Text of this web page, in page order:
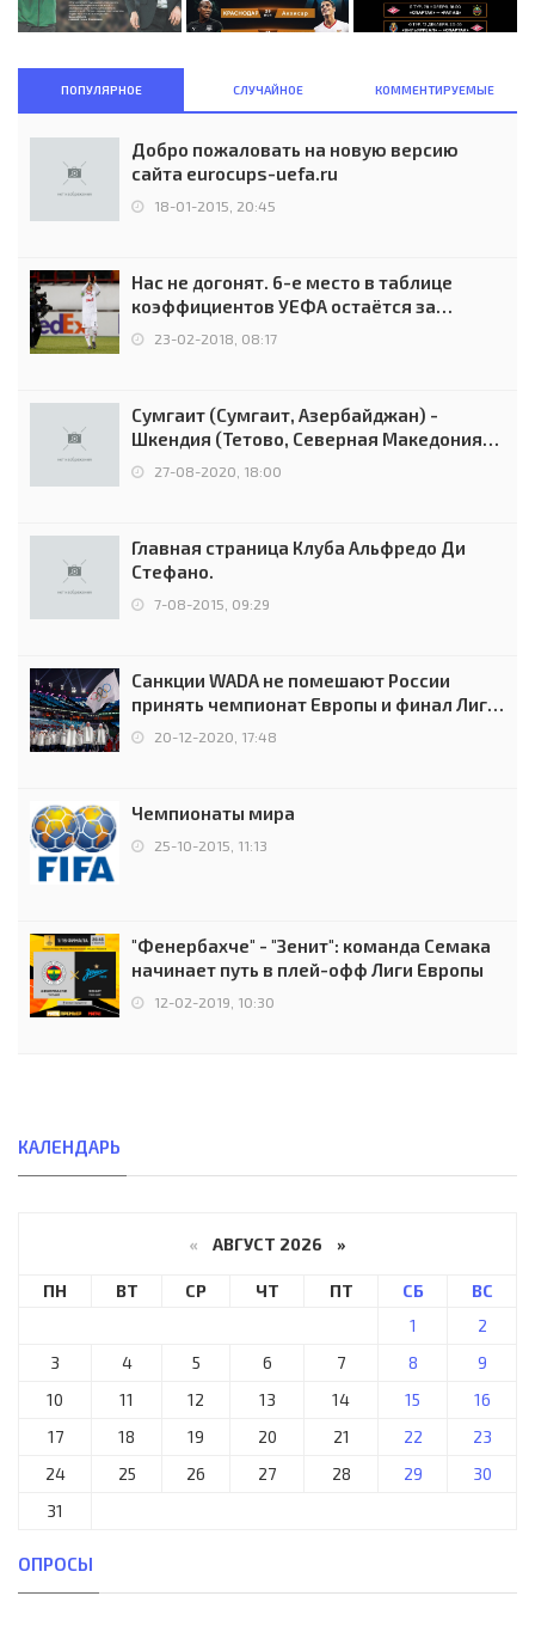
ПОПУЛЯРНОЕ СЛУЧАЙНОЕ КОММЕНТИРУЕМЫЕ
Добро пожаловать на новую версию
сайта eurocups-uefa.ru
18-01-2015, 20:45
Нас не догонят. 6-е место в таблице
коэффициентов УЕФА остаётся за
Россией
23-02-2018, 08:17
Сумгаит (Сумгаит, Азербайджан) -
Шкендия (Тетово, Северная Македония) -
0:2 (0:0)
27-08-2020, 18:00
Главная страница Клуба Альфредо Ди
Стефано.
7-08-2015, 09:29
Санкции WADA не помешают России
принять чемпионат Европы и финал Лиги
чемпионов.
20-12-2020, 17:48
Чемпионаты мира
25-10-2015, 11:13
"Фенербахче" - "Зенит": команда Семака
начинает путь в плей-офф Лиги Европы
12-02-2019, 10:30
КАЛЕНДАРЬ
« АВГУСТ 2026 »
ПН ВТ СР ЧТ ПТ СБ
ВС
1
2
3
4 5 6 7 8
9
10
11 12 13 14 15
16
17
18 19 20 21 22
23
24
25 26 27 28 29
30
31
ОПРОСЫ